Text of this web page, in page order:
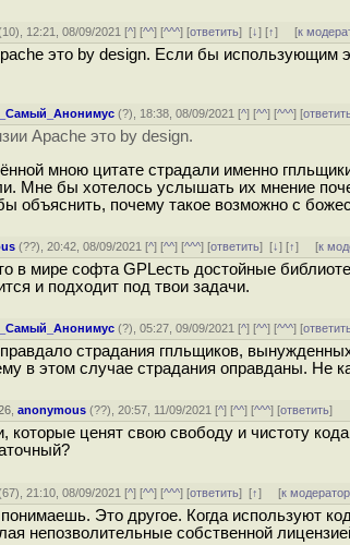
10), 12:21, 08/09/2021 [^] [^^] [^^^] [ответить][↓] [↑] [к
это by design. Если бы использующим
(?), 18:38, 08/09/2021 [^] [^^] [^^^] [
Apache это by design.
мною цитате страдали именно
Мне бы хотелось услышать их мнение
объяснить, почему такое возможно с
(??), 20:42, 08/09/2021 [^] [^^] [^^^] [ответить][↓] [↑] [к
в мире софта GPLесть достойные
и подходит под твои задачи.
(?), 05:27, 09/09/2021 [^] [^^] [^^^] [
страдания гпльщиков,
в этом случае страдания оправданы. Не
,anonymous (??), 20:57, 11/09/2021 [^] [^^] [^^^] [ответить]
которые ценят свою свободу и чистоту
67), 21:10, 08/09/2021 [^] [^^] [^^^] [ответить][↑] [к
Это другое. Когда используют
непозволительные собственной